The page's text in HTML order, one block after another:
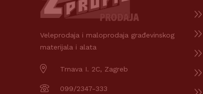
Veleprodaja i maloprodaja građevinskog
materijala i alata
Trnava I. 2C, Zagreb
099/2347-333